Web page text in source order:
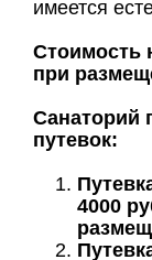
имеется
Стоимость
при
Санаторий
путевок:
4000